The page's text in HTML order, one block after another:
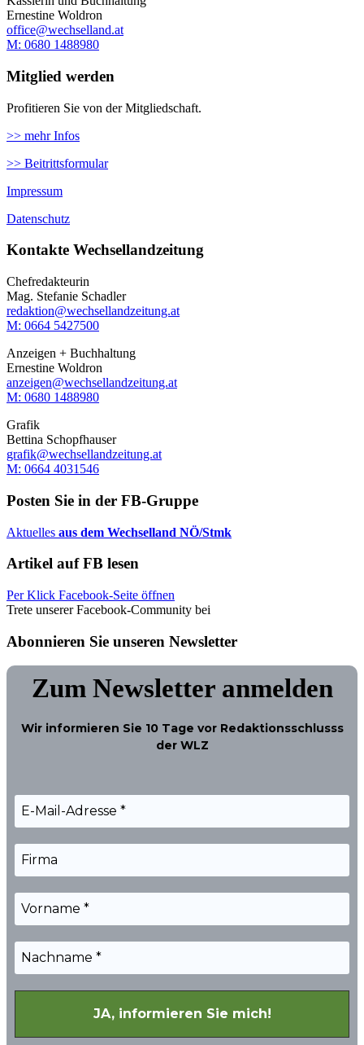
Ernestine Woldron
office@wechselland.at
M: ‭0680 1488980‬
Mitglied werden
Profitieren Sie von der Mitgliedschaft.
>> mehr Infos
>> Beitrittsformular
Impressum
Datenschutz
Kontakte Wechsellandzeitung
Chefredakteurin
Mag. Stefanie Schadler
redaktion@wechsellandzeitung.at
M: 0664 5427500‬
Anzeigen + Buchhaltung
Ernestine Woldron
anzeigen@wechsellandzeitung.at
M: ‭0680 1488980‬
Grafik
Bettina Schopfhauser
grafik@wechsellandzeitung.at
M: 0664 4031546
Posten Sie in der FB-Gruppe
Aktuelles aus dem Wechselland NÖ/Stmk
Artikel auf FB lesen
Per Klick Facebook-Seite öffnen
Trete unserer Facebook-Community bei
Abonnieren Sie unseren Newsletter
Zum Newsletter anmelden
Wir informieren Sie 10 Tage vor Redaktionsschlusss
der WLZ